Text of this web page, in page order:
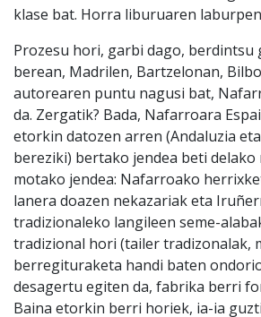
klase bat. Horra liburuaren
Prozesu hori, garbi dago, berdintsu
berean, Madrilen, Bartzelonan,
autorearen puntu nagusi bat,
da. Zergatik? Bada, Nafarroara
etorkin datozen arren (Andaluzia
bereziki) bertako jendea beti delako
motako jendea: Nafarroako
lanera doazen nekazariak eta
tradizionaleko langileen seme-
tradizional hori (tailer tradizonalak,
berregituraketa handi baten
desagertu egiten da, fabrika berri
Baina etorkin berri horiek, ia-ia